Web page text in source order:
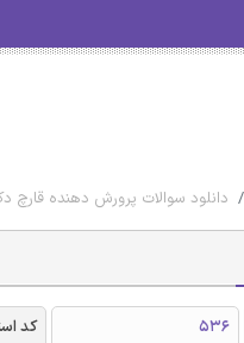
دانلود سوالات پرورش دهنده قارچ
536 کد